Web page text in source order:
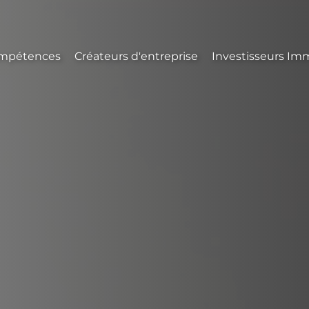
Créateurs d'entreprise Investisseurs